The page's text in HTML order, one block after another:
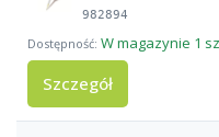
982894
W magazynie 1
Szczegół